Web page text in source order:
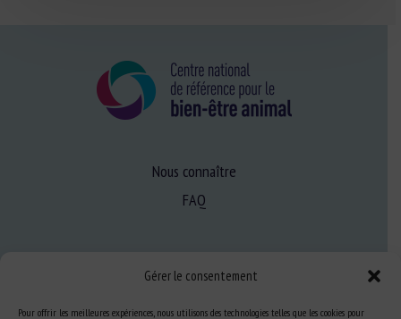
Gérer le consentement
Pour offrir les meilleures expériences, nous utilisons des technologies telles que les cookies pour
Nous connaître
FAQ